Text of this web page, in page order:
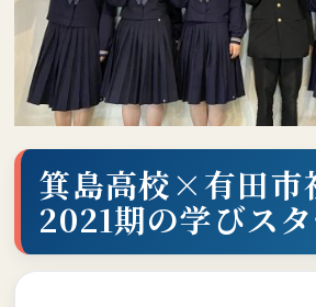
箕島高校×有田
2021期の学びス